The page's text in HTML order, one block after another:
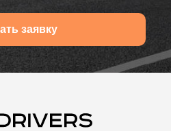
заявку